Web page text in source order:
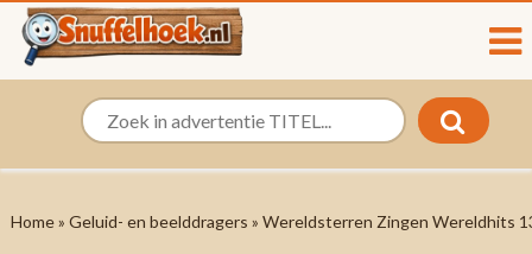
Home» Geluid- en beelddragers » Wereldsterren Zingen Wereldhits